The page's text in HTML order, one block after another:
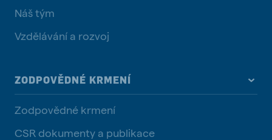
Náš tým
Vzdělávání a rozvoj
ZODPOVĚDNÉ KRMENÍ
Zodpovědné krmení
CSR dokumenty a publikace